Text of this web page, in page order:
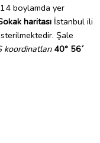
boylamda yer
haritası İstanbul ili
Şale
koordinatları 40° 56´